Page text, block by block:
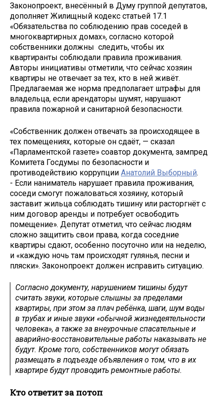
Законопроект, внесённый в Думу группой депутатов,
дополняет Жилищный кодекс статьей 17.1
«Обязательства по соблюдению прав соседей в
многоквартирных домах», согласно которой
собственники должны следить, чтобы их
квартиранты соблюдали правила проживания.
Авторы инициативы отметили, что сейчас хозяин
квартиры не отвечает за тех, кто в ней живёт.
Предлагаемая же норма предполагает штрафы для
владельца, если арендаторы шумят, нарушают
правила пожарной и санитарной безопасности.
«Собственник должен отвечать за происходящее в
тех помещениях, которые он сдаёт, — сказал
«Парламентской газете» соавтор документа, зампред
Комитета Госдумы по безопасности и
противодействию коррупции Анатолий Выборный.
- Если наниматель нарушает правила проживания,
соседи смогут пожаловаться хозяину, который
заставит жильца соблюдать тишину или расторгнёт с
ним договор аренды и потребует освободить
помещение». Депутат отметил, что сейчас людям
сложно защитить свои права, когда соседние
квартиры сдают, особенно посуточно или на неделю,
и «каждую ночь там происходят гулянья, песни и
пляски». Законопроект должен исправить ситуацию.
Согласно документу, нарушением тишины будут
считать звуки, которые слышны за пределами
квартиры, при этом за плач ребёнка, шаги, шум воды
в трубах и иные звуки «обычной жизнедеятельности
человека», а также за внеурочные спасательные и
аварийно-восстановительные работы наказывать не
будут. Кроме того, собственников могут обязать
размещать в подъезде объявления о том, что в их
квартире будут проводить ремонтные работы.
Кто ответит за потоп